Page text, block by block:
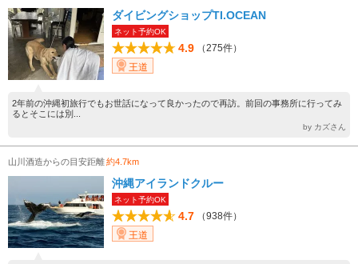
ダイビングショップTI.OCEAN
ネット予約OK
4.9
（275件）
王道
2年前の沖縄初旅行でもお世話になって良かったので再訪。前回の事務所に行ってみ
るとそこには別...
by カズさん
山川酒造からの目安距離約4.7km
沖縄アイランドクルー
ネット予約OK
4.7
（938件）
王道